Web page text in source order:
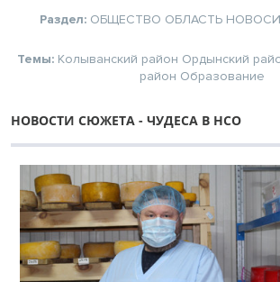
Раздел: ОБЩЕСТВО ОБЛАСТЬ
Темы: Колыванский район Ордынский
район Образование
НОВОСТИ СЮЖЕТА - ЧУДЕСА В НСО